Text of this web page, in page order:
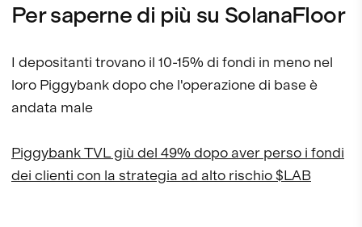
Per saperne di più su SolanaFloor
I depositanti trovano il 10-15% di fondi in meno nel
loro Piggybank dopo che l'operazione di base è
andata male
Piggybank TVL giù del 49% dopo aver perso i fondi
dei clienti con la strategia ad alto rischio $LAB